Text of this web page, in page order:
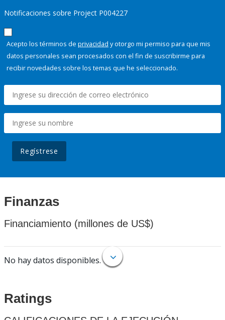
Notificaciones sobre Project P004227
Acepto los términos de privacidad y otorgo mi permiso para que mis
datos personales sean procesados con el fin de suscribirme para
recibir novedades sobre los temas que he seleccionado.
Regístrese
Finanzas
Financiamiento (millones de US$)
No hay datos disponibles.
Ratings